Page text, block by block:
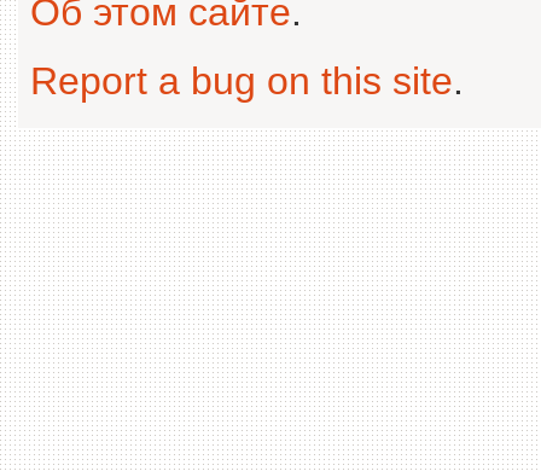
Об этом сайте.
Report a bug on this site.